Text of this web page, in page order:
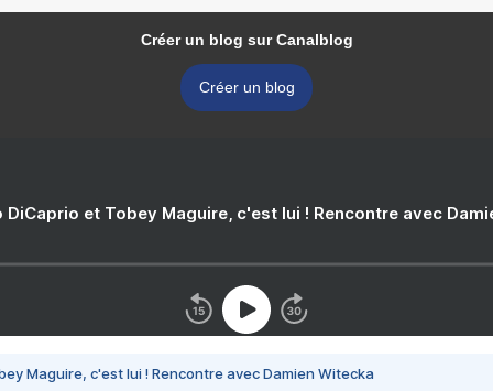
Créer un blog sur Canalblog
Créer un blog
DiCaprio et Tobey Maguire, c'est lui ! Rencontre avec
Maguire, c'est lui ! Rencontre avec Damien Witecka